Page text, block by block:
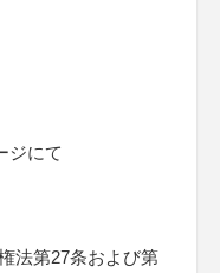
ジにて
法第27条および第